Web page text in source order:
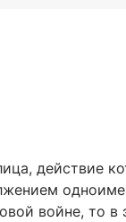
действие
войне, то в